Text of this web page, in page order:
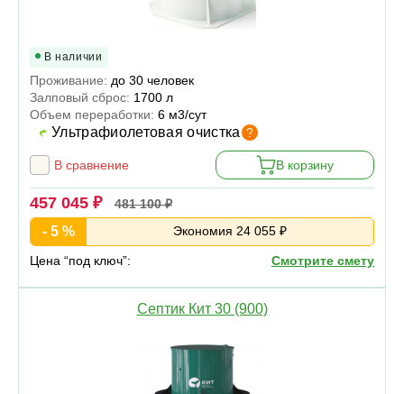
В наличии
Проживание: до 30 человек
Залповый сброс: 1700 л
Объем переработки: 6 м3/сут
Ультрафиолетовая очистка ?
В сравнение В корзину
457 045 ₽ 481 100 ₽
- 5 % Экономия 24 055 ₽
Цена “под ключ”: Смотрите смету
Септик Кит 30 (900)